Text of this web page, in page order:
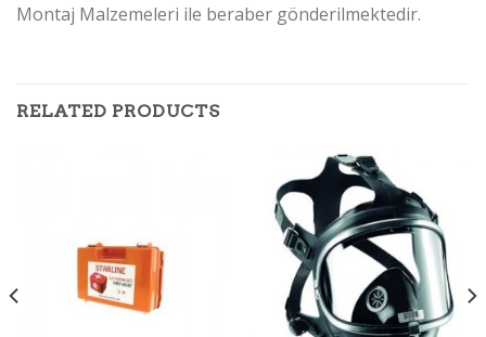
Montaj Malzemeleri ile beraber gönderilmektedir.
RELATED PRODUCTS